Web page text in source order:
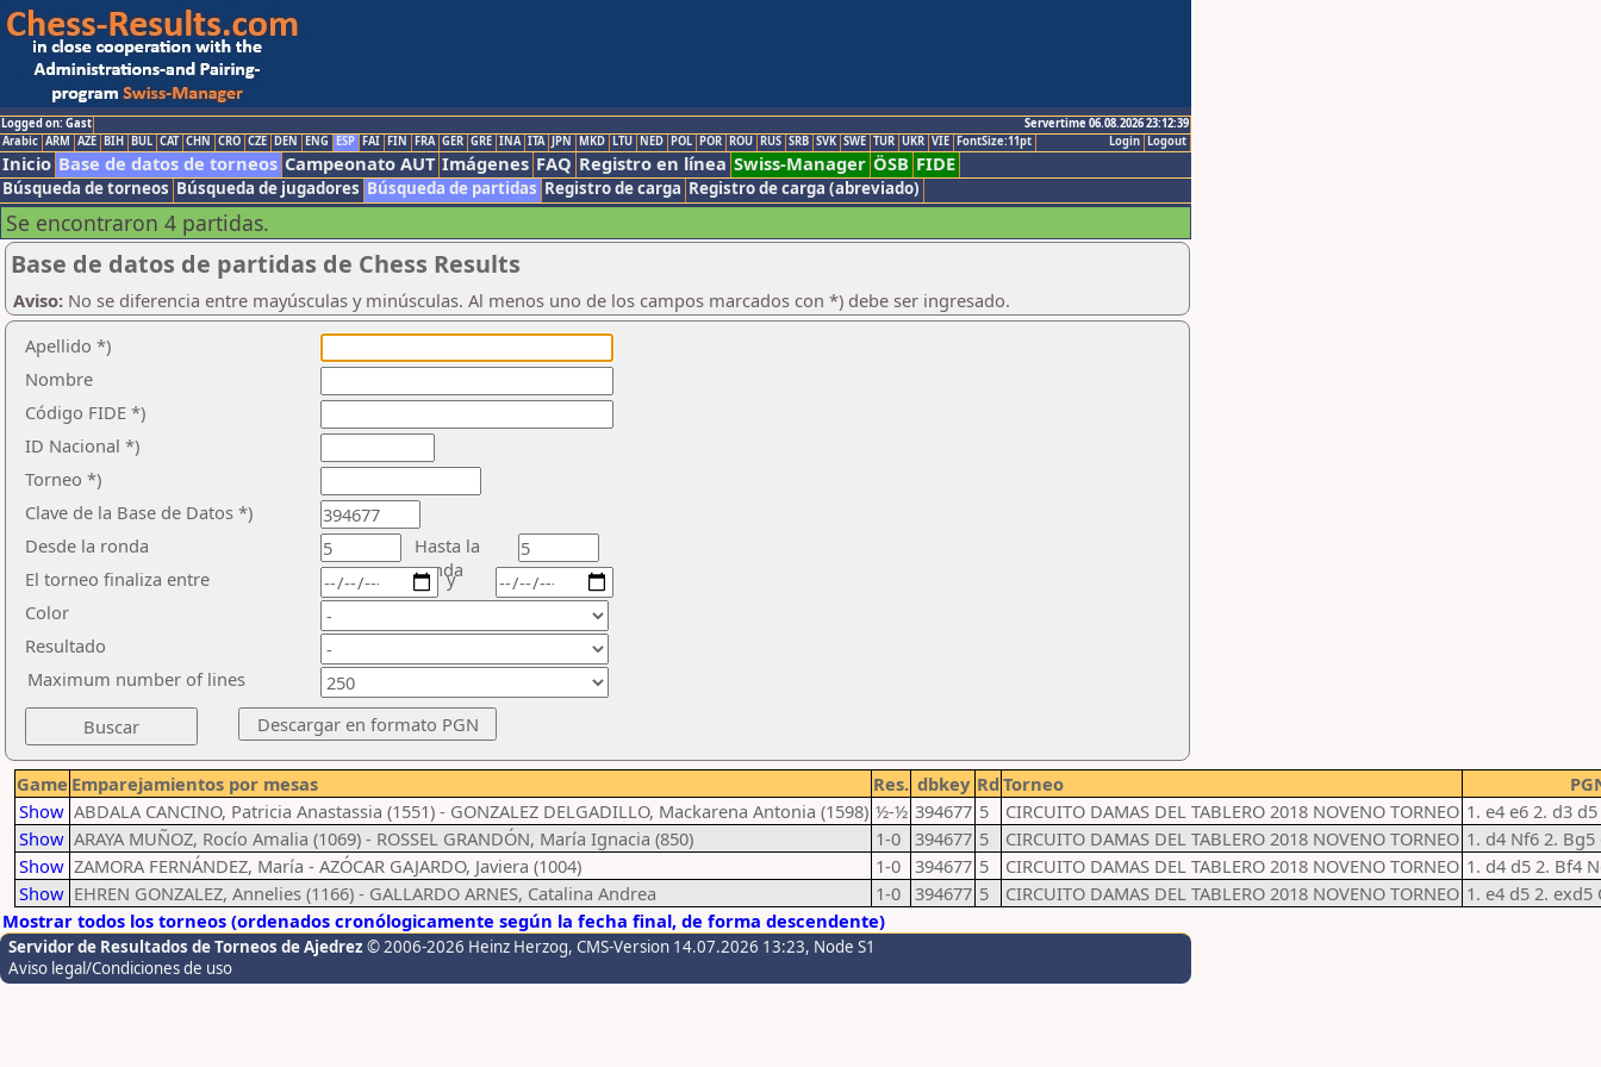
Logged on: Gast
Servertime 06.08.2026 23:12:39
Logout
Login
Arabic ARM AZE BIH BUL CAT CHN CRO CZE DEN ENG ESP FAI FIN FRA GER GRE INA ITA JPN MKD LTU NED POL POR ROU RUS SRB SVK SWE TUR UKR VIE FontSize:11pt
Inicio Base de datos de torneos Campeonato AUT Imágenes FAQ Registro en línea Swiss-Manager ÖSB FIDE
Búsqueda de torneos Búsqueda de jugadores Búsqueda de partidas Registro de carga Registro de carga (abreviado)
Se encontraron 4 partidas.
Base de datos de partidas de Chess Results
Aviso: No se diferencia entre mayúsculas y minúsculas. Al menos uno de los campos marcados con *) debe ser ingresado.
Apellido *)
Nombre
Código FIDE *)
ID Nacional *)
Torneo *)
Clave de la Base de Datos *)
Desde la ronda
Hasta la
ronda
El torneo finaliza entre
Color
Resultado
y
Maximum number of lines
Game Emparejamientos por mesas Res. dbkey Rd Torneo
Show ABDALA CANCINO, Patricia Anastassia (1551) - GONZALEZ DELGADILLO, Mackarena Antonia (1598) ½-½ 394677 5 CIRCUITO DAMAS DEL TABLERO 2018 NOVENO TORNEO 1. e4 e6 2. d3
Show ARAYA MUÑOZ, Rocío Amalia (1069) - ROSSEL GRANDÓN, María Ignacia (850) 1-0 394677 5 CIRCUITO DAMAS DEL TABLERO 2018 NOVENO TORNEO 1. d4 Nf6 2.
Show ZAMORA FERNÁNDEZ, María - AZÓCAR GAJARDO, Javiera (1004) 1-0 394677 5 CIRCUITO DAMAS DEL TABLERO 2018 NOVENO TORNEO 1. d4 d5 2. Bf4
Show EHREN GONZALEZ, Annelies (1166) - GALLARDO ARNES, Catalina Andrea 1-0 394677 5 CIRCUITO DAMAS DEL TABLERO 2018 NOVENO TORNEO 1. e4 d5 2. exd5
Mostrar todos los torneos (ordenados cronólogicamente según la fecha final, de forma descendente)
Servidor de Resultados de Torneos de Ajedrez © 2006-2026 Heinz Herzog, CMS-Version 14.07.2026 13:23, Node S1
Aviso legal/Condiciones de uso